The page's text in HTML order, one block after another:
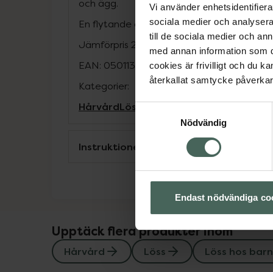
Vi använder
sociala medier och
till de sociala medier och
med annan information som
cookies är frivilligt och du
återkallat samtycke
Samtyckesval
Nödvändig
Endast nödvändiga
och ägg.
En flytande gel för behandling mot
Jämförpris 2450 kr /
EAN: 05011309916119
Kategorier:
HårvårdLössLöss hos barn
Instruktioner
Upptäck flera produkter inom
Hårvård Löss Löss hos barn